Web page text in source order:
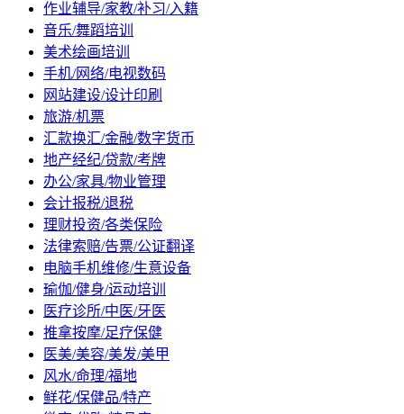
作业辅导/家教/补习/入籍
音乐/舞蹈培训
美术绘画培训
手机/网络/电视数码
网站建设/设计印刷
旅游/机票
汇款换汇/金融/数字货币
地产经纪/贷款/考牌
办公/家具/物业管理
会计报税/退税
理财投资/各类保险
法律索赔/告票/公证翻译
电脑手机维修/生意设备
瑜伽/健身/运动培训
医疗诊所/中医/牙医
推拿按摩/足疗保健
医美/美容/美发/美甲
风水/命理/福地
鲜花/保健品/特产